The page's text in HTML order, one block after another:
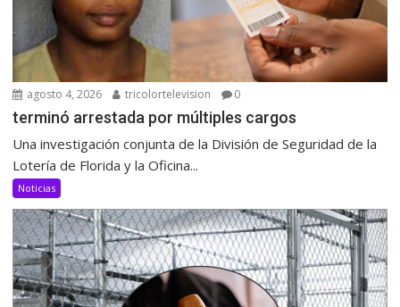
agosto 4, 2026 tricolortelevision 0
terminó arrestada por múltiples cargos
Una investigación conjunta de la División de Seguridad de la
Lotería de Florida y la Oficina...
Noticias